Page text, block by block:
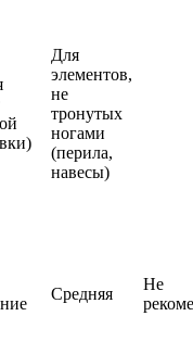
Для
элементов,
не
тронутых
ногами
(перила,
навесы)
Средняя
Не